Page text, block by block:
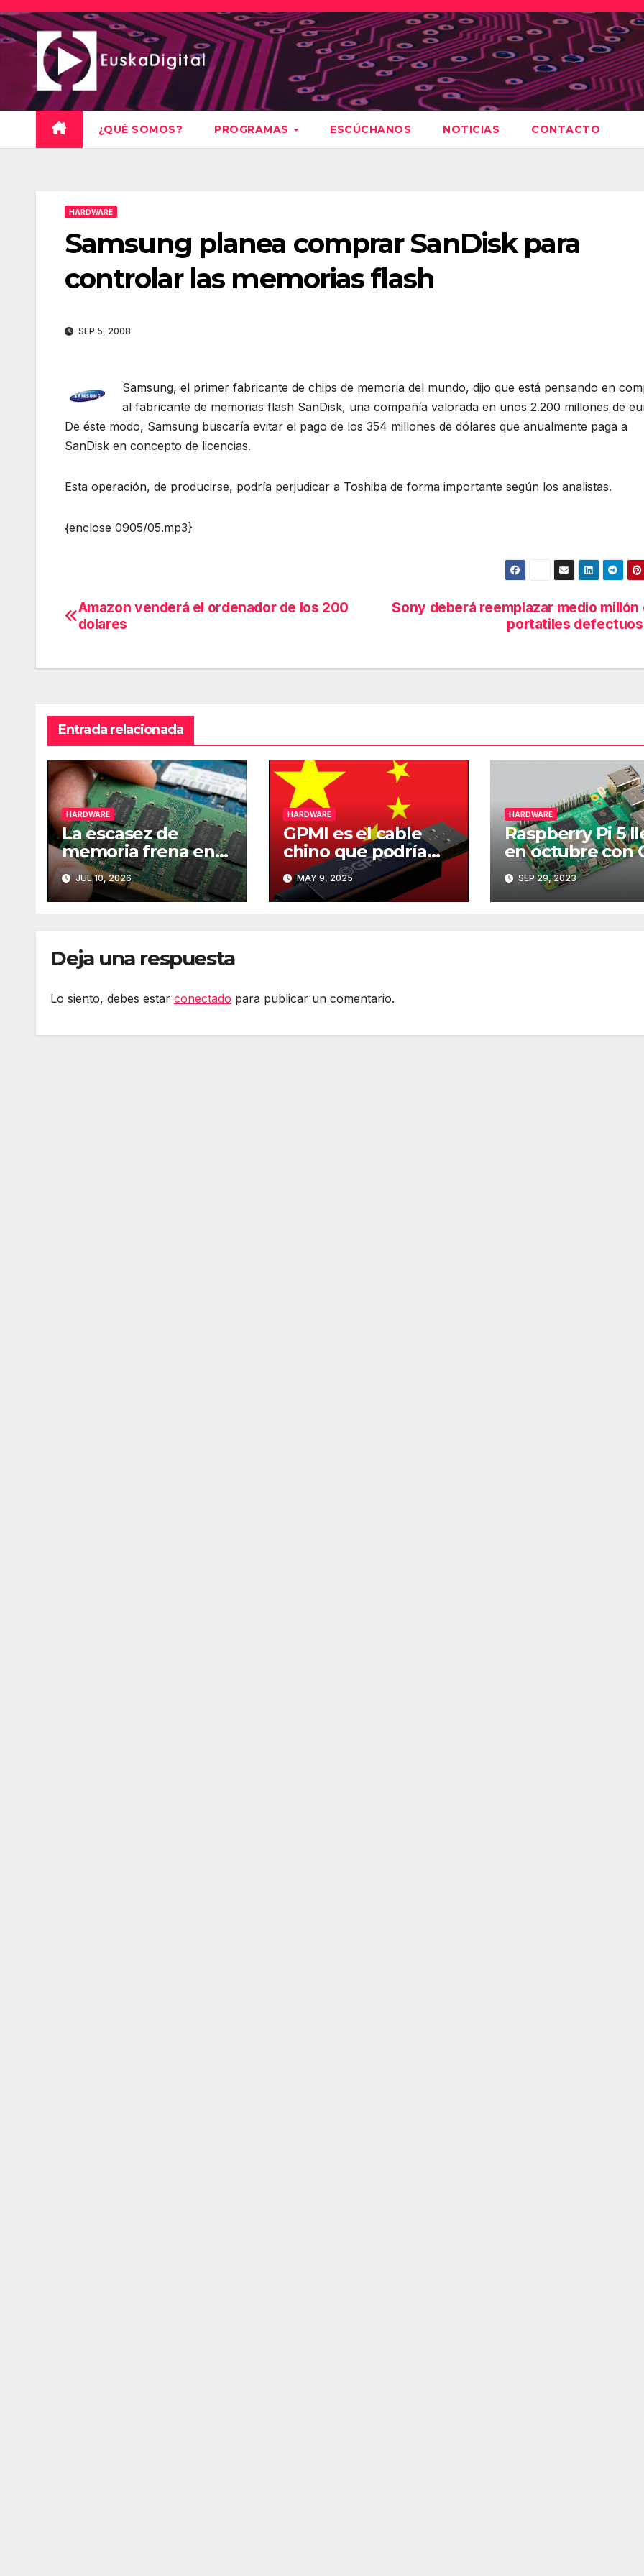
Saltar
al
contenido
¿QUÉ SOMOS? PROGRAMAS ESCÚCHANOS NOTICIAS CONTACTO
HARDWARE
Samsung planea comprar SanDisk para
controlar las memorias flash
SEP 5, 2008
Samsung, el primer fabricante de chips de memoria del mundo, dijo que está pensando en
al fabricante de memorias flash SanDisk, una compañía valorada en unos 2.200 millones de
De éste modo, Samsung buscaría evitar el pago de los 354 millones de dólares que anualmente paga a
SanDisk en concepto de licencias.
Esta operación, de producirse, podría perjudicar a Toshiba de forma importante según los analistas.
{enclose 0905/05.mp3}
Navegación
entradas
Sony deberá reemplazar medio millón
portatiles
Amazon venderá el ordenador de los 200
dolares
Entrada relacionada
HARDWARE
La escasez de
memoria frena en
seco el mercado
mundial de PCs
JUL 10, 2026
HARDWARE
GPMI es el cable
chino que podría
ser el nuevo
estándar de carga y
transferencia de
MAY 9, 2025
HARDWARE
Raspberry Pi 5
en octubre con
de cuatro
más RAM
SEP 29, 2023
Deja una respuesta
Lo siento, debes estar conectado para publicar un comentario.